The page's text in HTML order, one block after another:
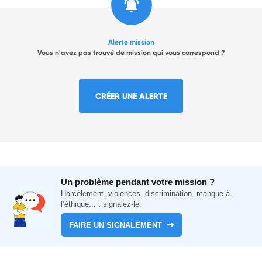
Alerte mission
Vous n'avez pas trouvé de mission qui vous correspond ?
CRÉER UNE ALERTE
Un problème pendant votre mission ?
Harcèlement, violences, discrimination, manque à
l’éthique... : signalez-le.
FAIRE UN SIGNALEMENT